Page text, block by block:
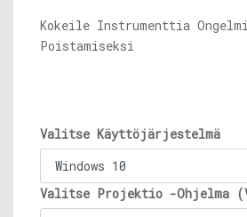
Kokeile Instrumenttia
Poistamiseksi
Valitse Käyttöjärjestelmä
Valitse Projektio -Ohjelma